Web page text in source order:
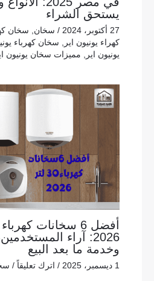
يستحق الشراء
27 أكتوبر، 2024 / سخان, سخان
كهراء يونيون اير , سخان كهرباء
يونيون اير , مميزات سخان يونيون
2026: آراء
وخدمة ما بعد البيع
1 ديسمبر، 2025 / اترك تعليقاً /